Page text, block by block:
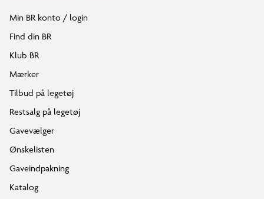
Min BR konto / login
Find din BR
Klub BR
Mærker
Tilbud på legetøj
Restsalg på legetøj
Gavevælger
Ønskelisten
Gaveindpakning
Katalog